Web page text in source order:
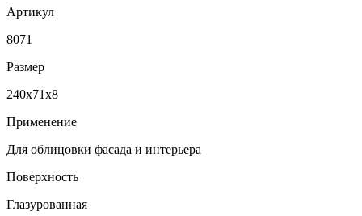
Артикул
8071
Размер
240x71x8
Применение
Для облицовки фасада и интерьера
Поверхность
Глазурованная